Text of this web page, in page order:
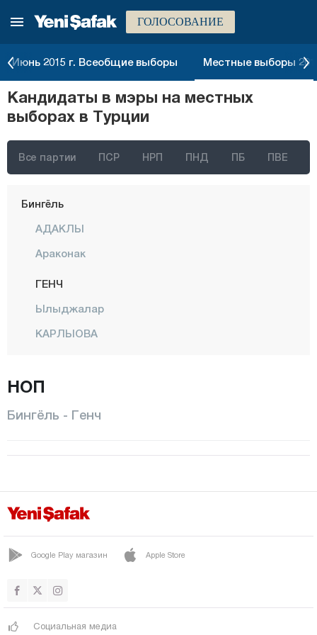
ГОЛОСОВАНИЕ
Июнь 2015 г. Всеобщие выборы Местные выборы
Кандидаты в мэры на местных
выборах в Турции
Все партии ПСР НРП ПНД ПБ ПВЕ
Артвин
Бартын
Батман
Биледжик
Бингёль
АДАКЛЫ
Араконак
ГЕНЧ
Ылыджалар
КАРЛЫОВА
Центр
Санджак
ЯЙЛАДЕРЕ
Битлис
Бурдур
Чанаккале
Чанкыры
НОП
Бингёль - Генч
Google Play магазин Apple Store
Социальная медиа